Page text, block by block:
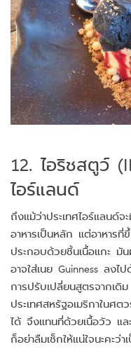
12. ไอริชสตูว์
ไอร์แลนด์
ถึงแม้ว่าประเทศไอร์แลนด์
อาหารเป็นหลัก แต่อาหาร
ประกอบด้วยชิ้นเนื้อแกะ มั
อาจใส่เนย Guinness ลงไ
การปรับเปลี่ยนสูตรจากเดิ
ประเทศสหรัฐอเมริกาในศต
ได้ จึงแทนที่ด้วยเนื้อวัว แ
ก็อย่าลืมเช็กให้แน่ใจนะคะว่